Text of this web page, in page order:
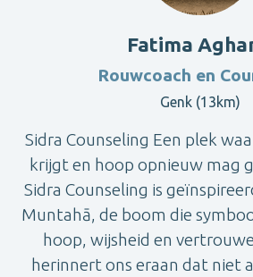
Fatima
Rouwcoach en
Genk (13km)
Sidra Counseling Een plek
krijgt en hoop opnieuw mag
Sidra Counseling is
Muntahā, de boom die
hoop, wijsheid en
herinnert ons eraan dat niet